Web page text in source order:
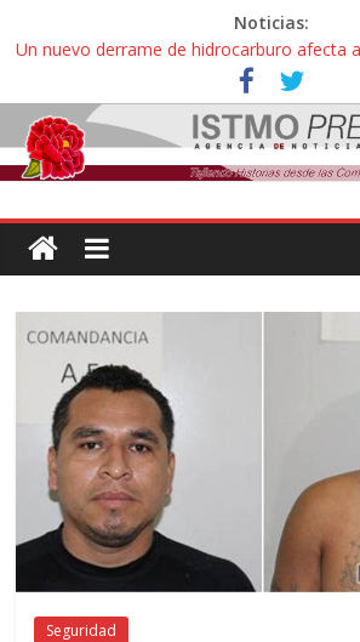
Noticias:
Un nuevo derrame de hidrocarburo afecta
ahora pescadores de Salinas del Marqués
Pemex
Ángel, el joven autista expulsado por la
Ixtepec, Oaxaca vuelve a las aulas tras
Familiares de periodista Alejandro Leyva
intelectuales de su asesinato
Alertan pescadores de Juchitán, Oaxaca
Pescadores y comuneros ikoots detienen
material pétreo de gravera Oyamel
Seguridad